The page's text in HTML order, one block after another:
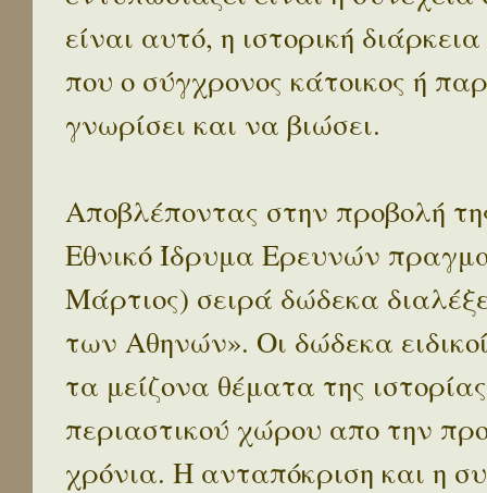
είναι αυτό, η ιστορική
που ο σύγχρονος κάτοικος ή
γνωρίσει και να βιώσει.
Αποβλέποντας στην προβολή
Εθνικό Ίδρυμα Ερευνών
Μάρτιος) σειρά δώδεκα
των Αθηνών». Οι δώδεκα
τα μείζονα θέματα της
περιαστικού χώρου απο την
χρόνια. Η ανταπόκριση και η